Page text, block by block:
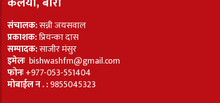
संचालक:सन्नी जयसवाल
प्रकाशक:प्रियन्का दास
सम्पादक:साजीर मंसुर
इमेलः bishwashfm@gmail.com
फोनः+977-053-551404
मोबाईल न . :9855045323